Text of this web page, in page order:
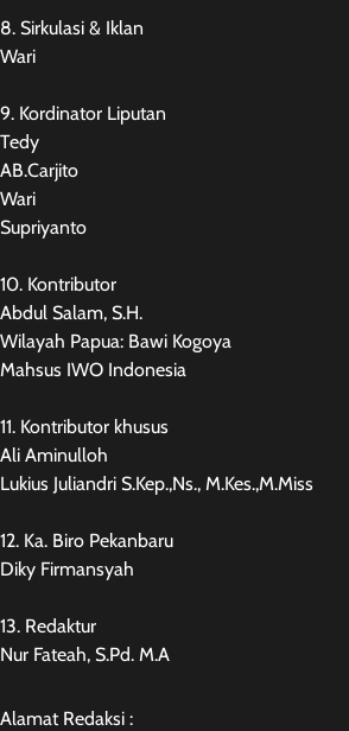
8. Sirkulasi & Iklan
Wari
9. Kordinator Liputan
Tedy
AB.Carjito
Wari
Supriyanto
10. Kontributor
Abdul Salam, S.H.
Wilayah Papua: Bawi Kogoya
Mahsus IWO Indonesia
11. Kontributor khusus
Ali Aminulloh
Lukius Juliandri S.Kep.,Ns., M.Kes.,M.Miss
12. Ka. Biro Pekanbaru
Diky Firmansyah
13. Redaktur
Nur Fateah, S.Pd. M.A
Alamat Redaksi :